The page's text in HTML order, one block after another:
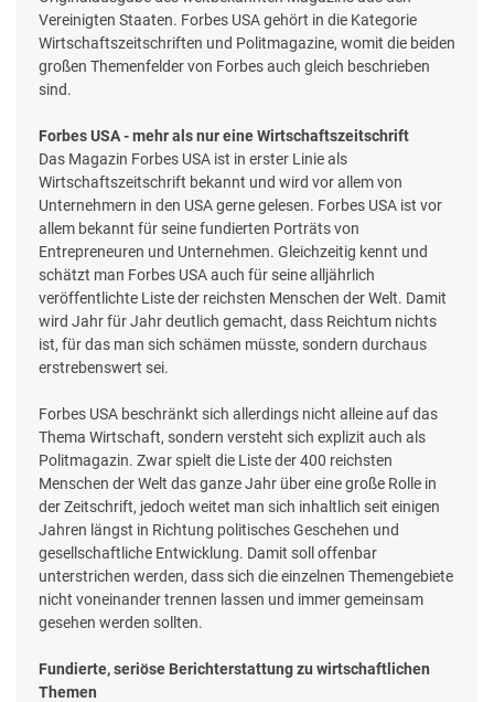
Vereinigten Staaten. Forbes USA gehört in die Kategorie
Wirtschaftszeitschriften und Politmagazine, womit die beiden
großen Themenfelder von Forbes auch gleich beschrieben
sind.
Forbes USA - mehr als nur eine Wirtschaftszeitschrift
Das Magazin Forbes USA ist in erster Linie als
Wirtschaftszeitschrift bekannt und wird vor allem von
Unternehmern in den USA gerne gelesen. Forbes USA ist vor
allem bekannt für seine fundierten Porträts von
Entrepreneuren und Unternehmen. Gleichzeitig kennt und
schätzt man Forbes USA auch für seine alljährlich
veröffentlichte Liste der reichsten Menschen der Welt. Damit
wird Jahr für Jahr deutlich gemacht, dass Reichtum nichts
ist, für das man sich schämen müsste, sondern durchaus
erstrebenswert sei.
Forbes USA beschränkt sich allerdings nicht alleine auf das
Thema Wirtschaft, sondern versteht sich explizit auch als
Politmagazin. Zwar spielt die Liste der 400 reichsten
Menschen der Welt das ganze Jahr über eine große Rolle in
der Zeitschrift, jedoch weitet man sich inhaltlich seit einigen
Jahren längst in Richtung politisches Geschehen und
gesellschaftliche Entwicklung. Damit soll offenbar
unterstrichen werden, dass sich die einzelnen Themengebiete
nicht voneinander trennen lassen und immer gemeinsam
gesehen werden sollten.
Fundierte, seriöse Berichterstattung zu wirtschaftlichen
Themen